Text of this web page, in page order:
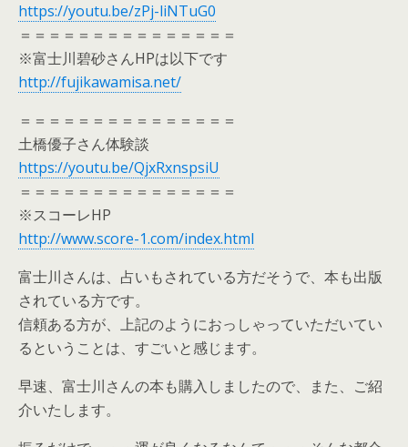
https://youtu.be/zPj-liNTuG0
＝＝＝＝＝＝＝＝＝＝＝＝＝＝＝
※富士川碧砂さんHPは以下です
http://fujikawamisa.net/
＝＝＝＝＝＝＝＝＝＝＝＝＝＝＝
土橋優子さん体験談
https://youtu.be/QjxRxnspsiU
＝＝＝＝＝＝＝＝＝＝＝＝＝＝＝
※スコーレHP
http://www.score-1.com/index.html
富士川さんは、占いもされている方だそうで、本も出版
されている方です。
信頼ある方が、上記のようにおっしゃっていただいてい
るということは、すごいと感じます。
早速、富士川さんの本も購入しましたので、また、ご紹
介いたします。